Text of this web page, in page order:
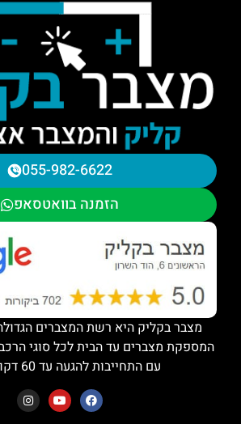
055-982-6622
הזמנה בוואטסאפ
מצבר בקליק היא רשת המצברים
המספקת מצברים עד הבית לכל סוגי
עם התחייבות להגעה עד 60 דקות בלבד.